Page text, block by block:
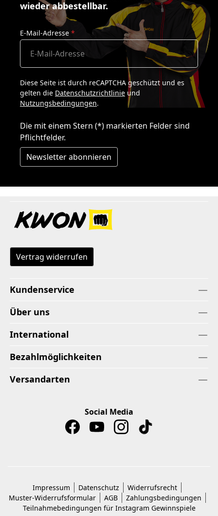
wieder abbestellbar.
E-Mail-Adresse *
Diese Seite ist durch reCAPTCHA geschützt und es
gelten die Datenschutzrichtlinie und
Nutzungsbedingungen.
Die mit einem Stern (*) markierten Felder sind
Pflichtfelder.
Newsletter abonnieren
Vertrag widerrufen
Kundenservice
Über uns
International
Bezahlmöglichkeiten
Versandarten
Social Media
Impressum Datenschutz
Widerrufsrecht
Muster-Widerrufsformular
AGB
Zahlungsbedingungen
Teilnahmebedingungen für Instagram Gewinnspiele